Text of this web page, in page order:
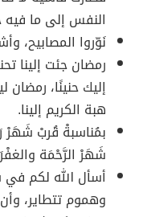
النفس إلى ما فيه
نَوّروا المصابيح،
رمضان جئت إلينا
إليك حنينًا، رمضان
هبة الكريم إلينا.
بمُناسبةْ قُربْ شَهَرْ
شَهَرْ الرَّحْمَة
أسأل الله لكم في
وهموم تتطاير،